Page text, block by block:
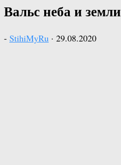
Вальс неба и земли
- StihiMyRu · 29.08.2020